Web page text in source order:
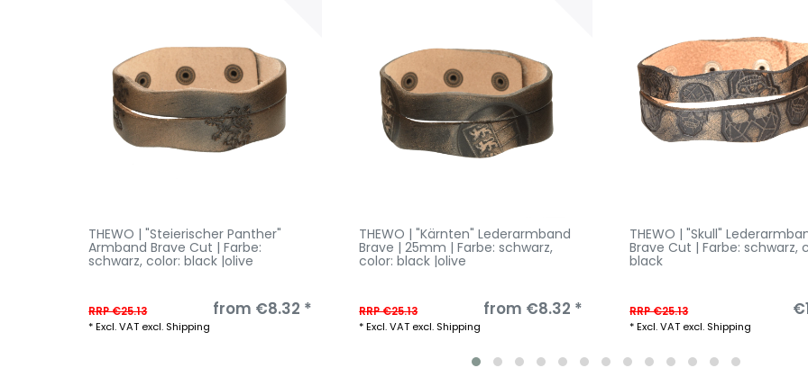
THEWO | "Steierischer Panther"
Armband Brave Cut | Farbe:
schwarz, color: black |olive
RRP €25.13 from €8.32 *
*Excl. VAT excl. Shipping
THEWO | "Kärnten" Lederarmband
Brave | 25mm | Farbe: schwarz,
color: black |olive
RRP €25.13 from €8.32 *
*Excl. VAT excl. Shipping
THEWO | "Skull"
Brave Cut | Farbe: schwarz,
black
RRP €25.13
*Excl. VAT excl. Shipping